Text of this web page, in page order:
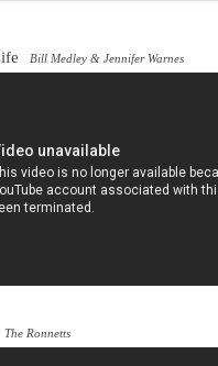
Bill Medley & Jennifer Warnes
The Ronnetts